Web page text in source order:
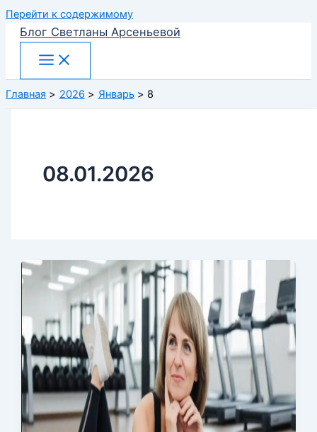
Перейти к содержимому
Блог Светланы Арсеньевой
Главная 2026 Январь 8
08.01.2026